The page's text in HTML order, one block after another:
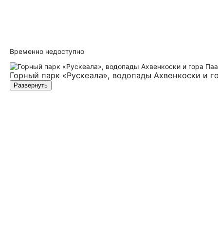
Временно недоступно
Горный парк «Рускеала», водопады Ахвенкоски и
Развернуть